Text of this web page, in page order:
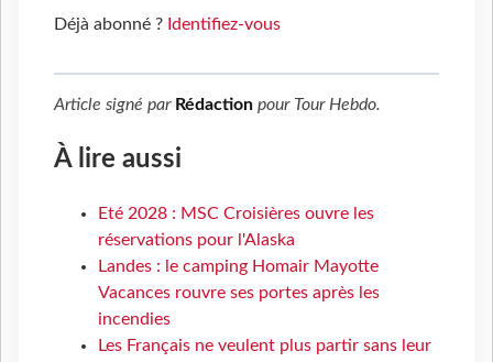
Déjà abonné ? Identifiez-vous
Article signé par Rédaction pour Tour Hebdo.
À lire aussi
Eté 2028 : MSC Croisières ouvre les
réservations pour l'Alaska
Landes : le camping Homair Mayotte
Vacances rouvre ses portes après les
incendies
Les Français ne veulent plus partir sans leur